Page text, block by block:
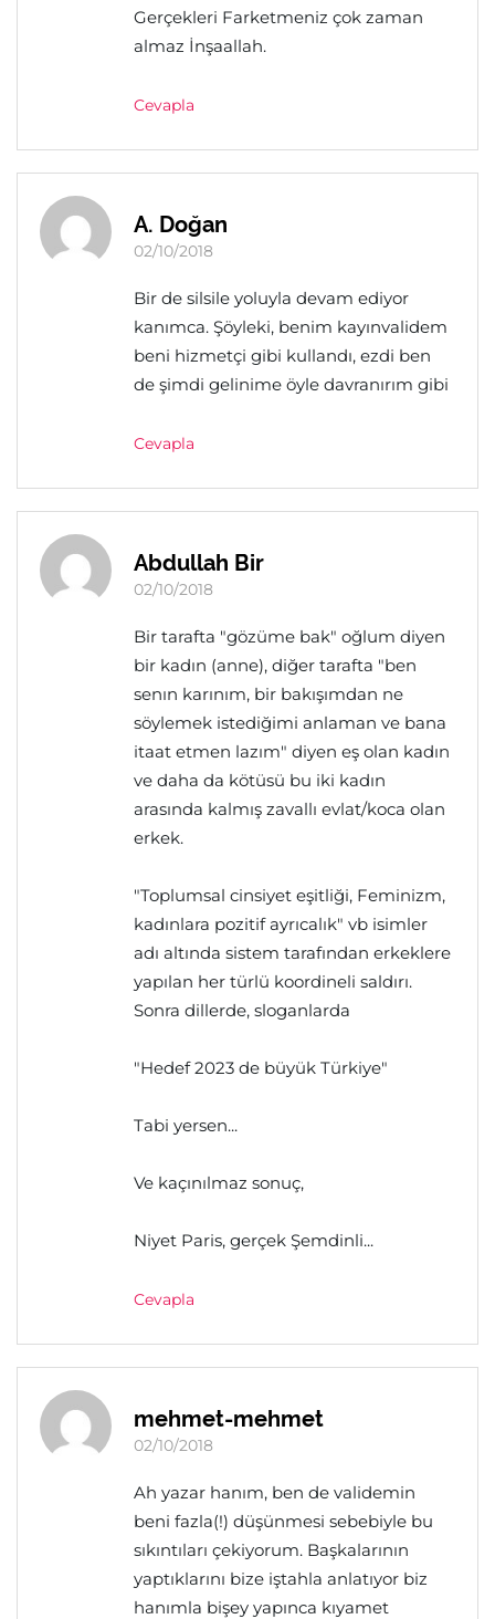
Gerçekleri Farketmeniz çok zaman
almaz İnşaallah.
Cevapla
A. Doğan
02/10/2018
Bir de silsile yoluyla devam ediyor
kanımca. Şöyleki, benim kayınvalidem
beni hizmetçi gibi kullandı, ezdi ben
de şimdi gelinime öyle davranırım gibi
Cevapla
Abdullah Bir
02/10/2018
Bir tarafta "gözüme bak" oğlum diyen
bir kadın (anne), diğer tarafta "ben
senın karınım, bir bakışımdan ne
söylemek istediğimi anlaman ve bana
itaat etmen lazım" diyen eş olan kadın
ve daha da kötüsü bu iki kadın
arasında kalmış zavallı evlat/koca olan
erkek.
"Toplumsal cinsiyet eşitliği, Feminizm,
kadınlara pozitif ayrıcalık" vb isimler
adı altında sistem tarafından erkeklere
yapılan her türlü koordineli saldırı.
Sonra dillerde, sloganlarda
"Hedef 2023 de büyük Türkiye"
Tabi yersen...
Ve kaçınılmaz sonuç,
Niyet Paris, gerçek Şemdinli...
Cevapla
mehmet-mehmet
02/10/2018
Ah yazar hanım, ben de validemin
beni fazla(!) düşünmesi sebebiyle bu
sıkıntıları çekiyorum. Başkalarının
yaptıklarını bize iştahla anlatıyor biz
hanımla bişey yapınca kıyamet